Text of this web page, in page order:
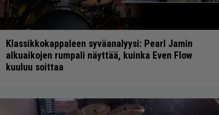
Klassikkokappaleen syväanalyysi: Pearl Jamin
alkuaikojen rumpali näyttää, kuinka Even Flow
kuuluu soittaa